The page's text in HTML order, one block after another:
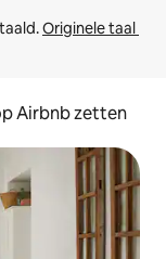
Originele taal
Airbnb zetten